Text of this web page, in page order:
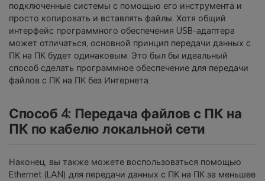
подключенные системы с помощью его инструмента и
просто копировать и вставлять файлы. Хотя общий
интерфейс программного обеспечения USB-адаптера
может отличаться, основной принцип передачи данных с
ПК на ПК будет одинаковым. Это был бы идеальный
способ сделать программное обеспечение для передачи
файлов с ПК на ПК без Интернета.
Способ 4: Передача файлов с ПК на
ПК по кабелю локальной сети
Наконец, вы также можете воспользоваться помощью
Ethernet (LAN) для передачи данных с ПК на ПК за меньшее